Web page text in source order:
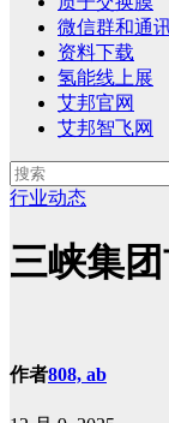
微信群和通
资料下载
氢能线上展
艾邦官网
艾邦智飞网
行业动态
三峡集
作者808, ab